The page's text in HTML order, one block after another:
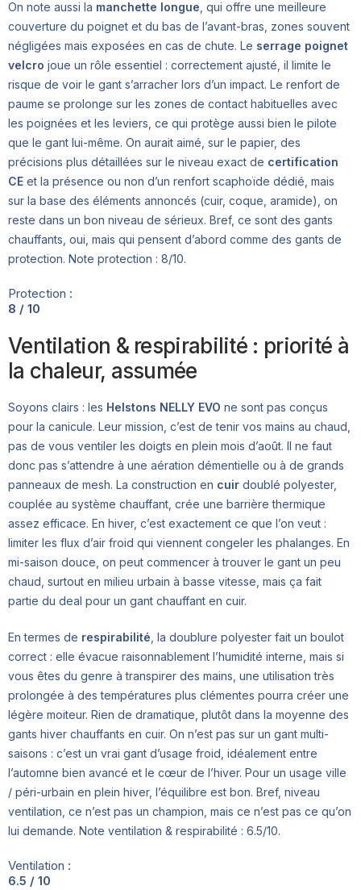
On note aussi la manchette longue, qui offre une meilleure
couverture du poignet et du bas de l’avant-bras, zones souvent
négligées mais exposées en cas de chute. Le serrage poignet
velcro joue un rôle essentiel : correctement ajusté, il limite le
risque de voir le gant s’arracher lors d’un impact. Le renfort de
paume se prolonge sur les zones de contact habituelles avec
les poignées et les leviers, ce qui protège aussi bien le pilote
que le gant lui-même. On aurait aimé, sur le papier, des
précisions plus détaillées sur le niveau exact de certification
CE et la présence ou non d’un renfort scaphoïde dédié, mais
sur la base des éléments annoncés (cuir, coque, aramide), on
reste dans un bon niveau de sérieux. Bref, ce sont des gants
chauffants, oui, mais qui pensent d’abord comme des gants de
protection. Note protection : 8/10.
Protection :
8 / 10
Ventilation & respirabilité : priorité à
la chaleur, assumée
Soyons clairs : les Helstons NELLY EVO ne sont pas conçus
pour la canicule. Leur mission, c’est de tenir vos mains au chaud,
pas de vous ventiler les doigts en plein mois d’août. Il ne faut
donc pas s’attendre à une aération démentielle ou à de grands
panneaux de mesh. La construction en cuir doublé polyester,
couplée au système chauffant, crée une barrière thermique
assez efficace. En hiver, c’est exactement ce que l’on veut :
limiter les flux d’air froid qui viennent congeler les phalanges. En
mi-saison douce, on peut commencer à trouver le gant un peu
chaud, surtout en milieu urbain à basse vitesse, mais ça fait
partie du deal pour un gant chauffant en cuir.
En termes de respirabilité , la doublure polyester fait un boulot
correct : elle évacue raisonnablement l’humidité interne, mais si
vous êtes du genre à transpirer des mains, une utilisation très
prolongée à des températures plus clémentes pourra créer une
légère moiteur. Rien de dramatique, plutôt dans la moyenne des
gants hiver chauffants en cuir. On n’est pas sur un gant multi-
saisons : c’est un vrai gant d’usage froid, idéalement entre
l’automne bien avancé et le cœur de l’hiver. Pour un usage ville
/ péri-urbain en plein hiver, l’équilibre est bon. Bref, niveau
ventilation, ce n’est pas un champion, mais ce n’est pas ce qu’on
lui demande. Note ventilation & respirabilité : 6.5/10.
Ventilation :
6.5 / 10